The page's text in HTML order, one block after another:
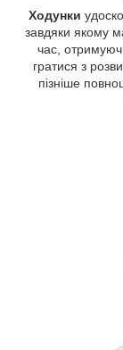
Ходунки
завдяки якому
час,
гратися з
пізніше